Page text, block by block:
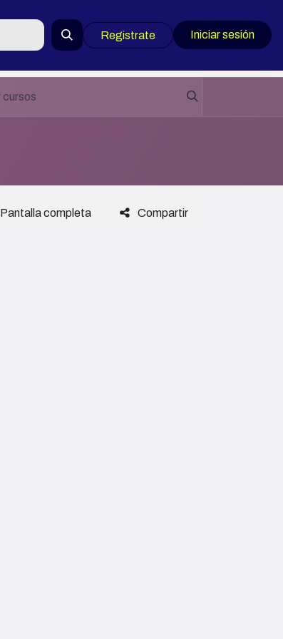
Registrate Iniciar sesión
Pantalla completa Compartir